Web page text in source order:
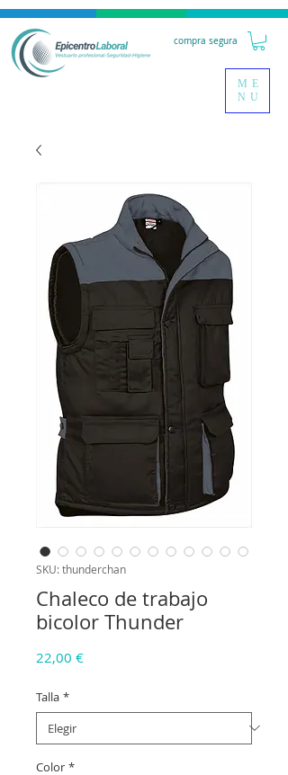
compra segura
ME
NU
SKU: thunderchan
Chaleco de trabajo
bicolor Thunder
22,00 €Precio
Talla *
Color *